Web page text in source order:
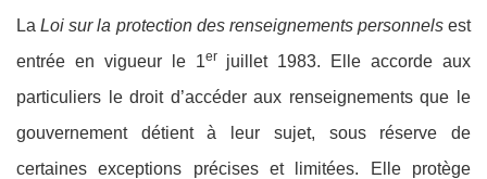
LaLoi sur la protection des renseignements personnelsest
entrée en vigueur le 1er
juillet 1983. Elle accorde aux
particuliers le droit d’accéder aux renseignements que le
gouvernement détient à leur sujet, sous réserve de
certaines exceptions précises et limitées. Elle protège